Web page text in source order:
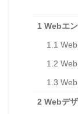
1 Webエ
1.1
1.2
1.3
2 Webデ